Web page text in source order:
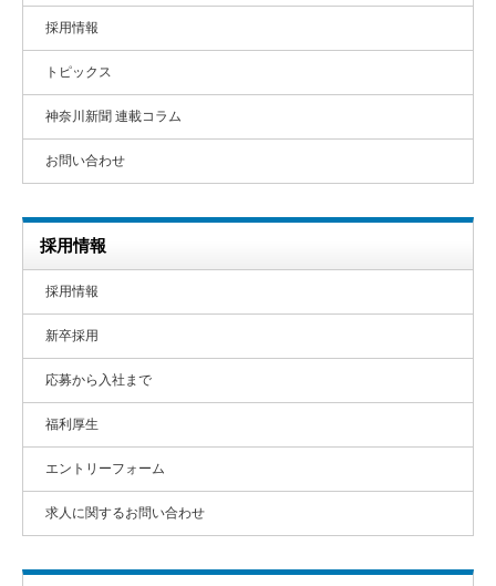
採用情報
トピックス
神奈川新聞 連載コラム
お問い合わせ
採用情報
採用情報
新卒採用
応募から入社まで
福利厚生
エントリーフォーム
求人に関するお問い合わせ